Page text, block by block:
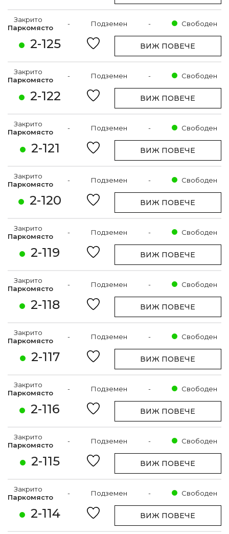
2-125
Закрито
Паркомясто
- Подземен - Свободен
ВИЖ ПОВЕЧЕ
2-122
Закрито
Паркомясто
- Подземен - Свободен
ВИЖ ПОВЕЧЕ
2-121
Закрито
Паркомясто
- Подземен - Свободен
ВИЖ ПОВЕЧЕ
2-120
Закрито
Паркомясто
- Подземен - Свободен
ВИЖ ПОВЕЧЕ
2-119
Закрито
Паркомясто
- Подземен - Свободен
ВИЖ ПОВЕЧЕ
2-118
Закрито
Паркомясто
- Подземен - Свободен
ВИЖ ПОВЕЧЕ
2-117
Закрито
Паркомясто
- Подземен - Свободен
ВИЖ ПОВЕЧЕ
2-116
Закрито
Паркомясто
- Подземен - Свободен
ВИЖ ПОВЕЧЕ
2-115
Закрито
Паркомясто
- Подземен - Свободен
ВИЖ ПОВЕЧЕ
2-114
Закрито
Паркомясто
- Подземен - Свободен
ВИЖ ПОВЕЧЕ